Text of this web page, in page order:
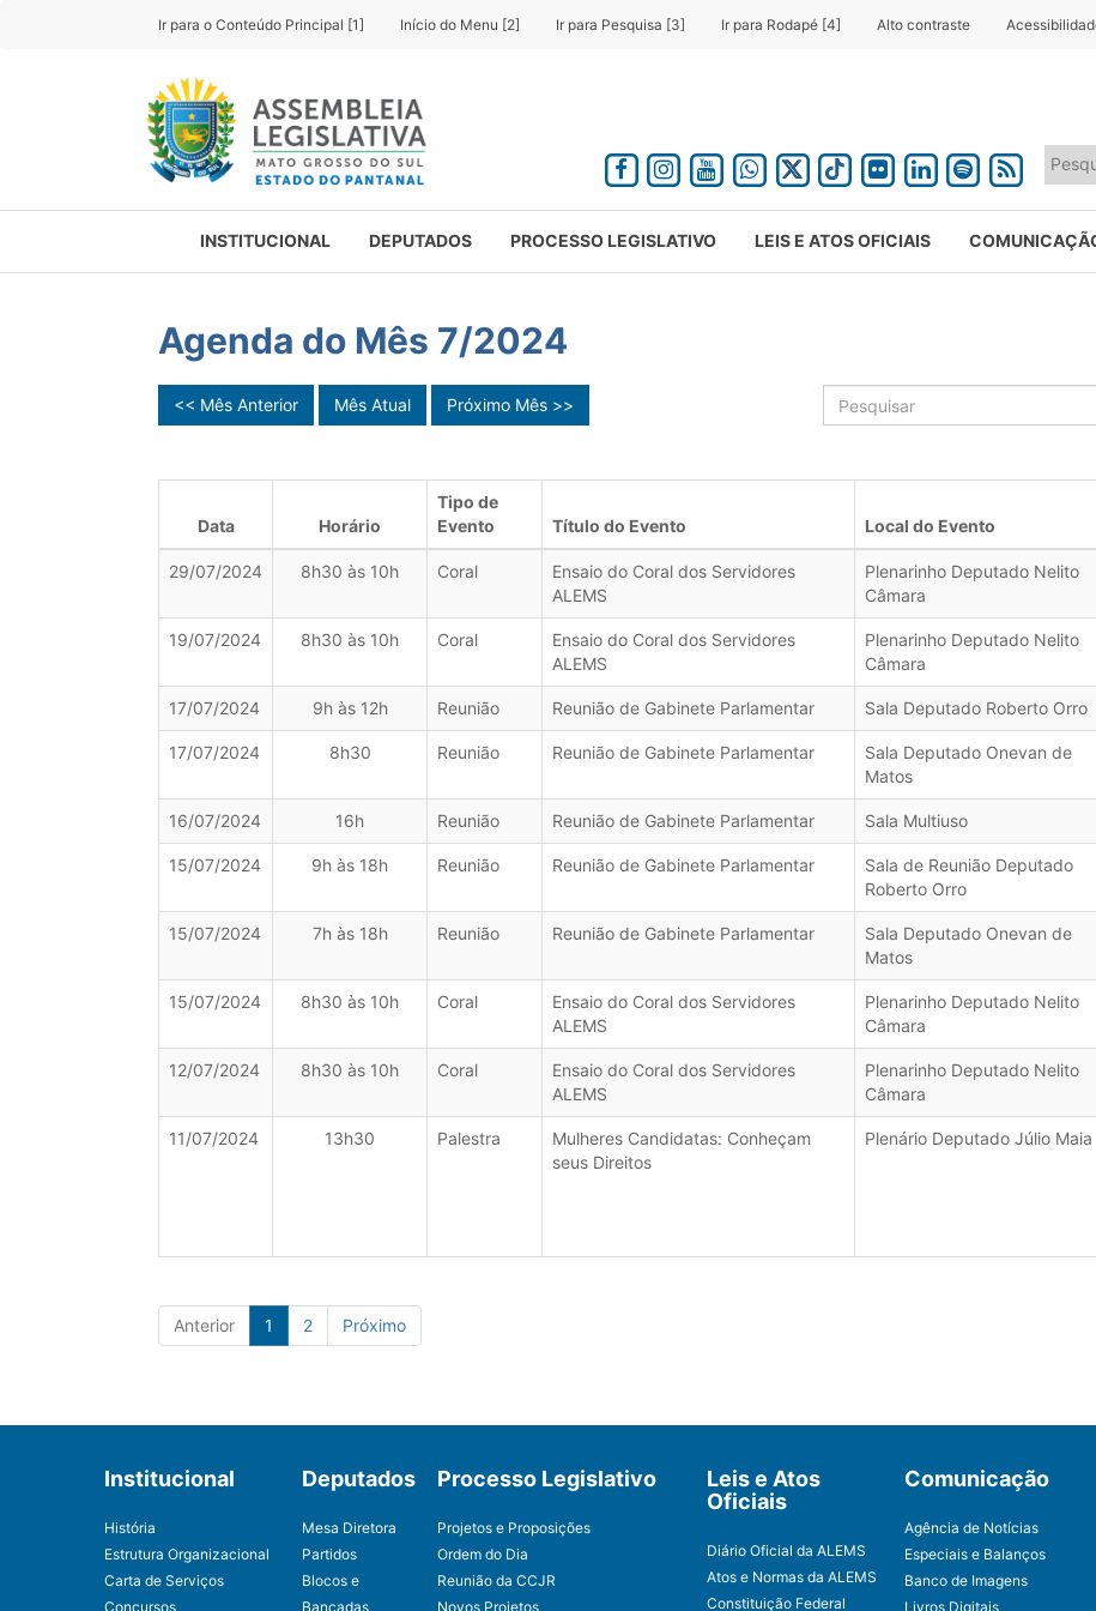
Ir para o Conteúdo Principal [1] Início do Menu [2] Ir para Pesquisa [3] Ir para Rodapé [4] Alto contraste
INSTITUCIONAL DEPUTADOS PROCESSO LEGISLATIVO LEIS E ATOS OFICIAIS
Agenda do Mês 7/2024
<< Mês Anterior Mês Atual Próximo Mês >>
Data Horário
Tipo de
Evento
Título do Evento Local do Evento
29/07/2024 8h30 às 10h Coral
Ensaio do Coral dos Servidores
ALEMS
Plenarinho Deputado Nelito
Câmara
19/07/2024 8h30 às 10h Coral
Ensaio do Coral dos Servidores
ALEMS
Plenarinho Deputado Nelito
Câmara
17/07/2024 9h às 12h Reunião Reunião de Gabinete Parlamentar Sala Deputado Roberto Orro
17/07/2024 8h30 Reunião Reunião de Gabinete Parlamentar
Sala Deputado Onevan de
Matos
16/07/2024 16h Reunião Reunião de Gabinete Parlamentar Sala Multiuso
15/07/2024 9h às 18h Reunião Reunião de Gabinete Parlamentar
Sala de Reunião Deputado
Roberto Orro
15/07/2024 7h às 18h Reunião Reunião de Gabinete Parlamentar
Sala Deputado Onevan de
Matos
15/07/2024 8h30 às 10h Coral
Ensaio do Coral dos Servidores
ALEMS
Plenarinho Deputado Nelito
Câmara
12/07/2024 8h30 às 10h Coral
Ensaio do Coral dos Servidores
ALEMS
Plenarinho Deputado Nelito
Câmara
11/07/2024 13h30 Palestra
Mulheres Candidatas: Conheçam
seus Direitos
Plenário Deputado Júlio Maia
Anterior 1 2 Próximo
Institucional
História
Estrutura Organizacional
Carta de Serviços
Concursos
Deputados
Mesa Diretora
Partidos
Blocos e
Bancadas
Processo Legislativo
Projetos e Proposições
Ordem do Dia
Reunião da CCJR
Novos Projetos
Leis e Atos
Oficiais
Diário Oficial da ALEMS
Atos e Normas da ALEMS
Constituição Federal
Comunicação
Agência de Notícias
Especiais e Balanços
Banco de Imagens
Livros Digitais